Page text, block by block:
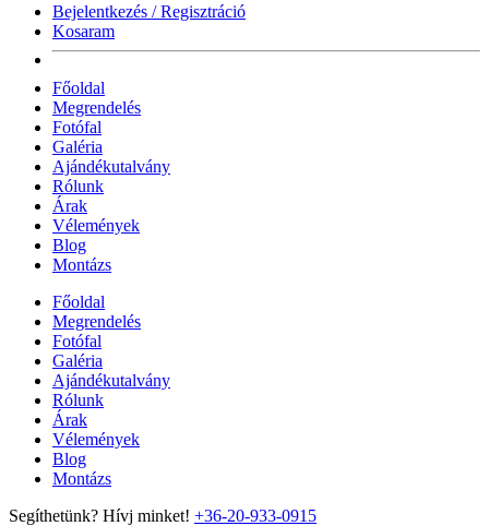
Bejelentkezés / Regisztráció
Kosaram
Főoldal
Megrendelés
Fotófal
Galéria
Ajándékutalvány
Rólunk
Árak
Vélemények
Blog
Montázs
Főoldal
Megrendelés
Fotófal
Galéria
Ajándékutalvány
Rólunk
Árak
Vélemények
Blog
Montázs
Segíthetünk? Hívj minket! +36-20-933-0915